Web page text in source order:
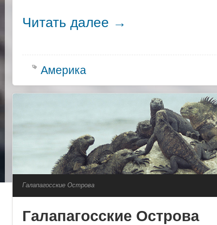
Читать далее →
Америка
Галапагосские Острова
Галапагосские Острова